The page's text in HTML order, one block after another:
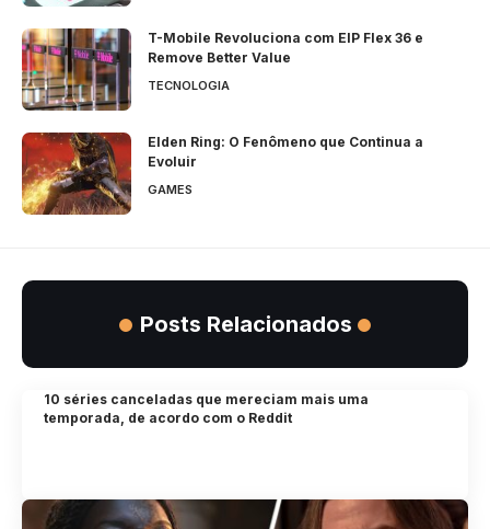
T-Mobile Revoluciona com EIP Flex 36 e
Remove Better Value
TECNOLOGIA
Elden Ring: O Fenômeno que Continua a
Evoluir
GAMES
Posts Relacionados
10 séries canceladas que mereciam mais uma
temporada, de acordo com o Reddit